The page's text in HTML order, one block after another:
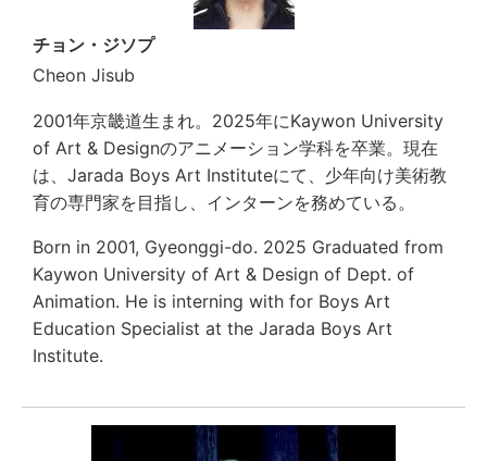
チョン・ジソプ
Cheon Jisub
2001年京畿道生まれ。2025年にKaywon University
of Art & Designのアニメーション学科を卒業。現在
は、Jarada Boys Art Instituteにて、少年向け美術教
育の専門家を目指し、インターンを務めている。
Born in 2001, Gyeonggi-do. 2025 Graduated from
Kaywon University of Art & Design of Dept. of
Animation. He is interning with for Boys Art
Education Specialist at the Jarada Boys Art
Institute.